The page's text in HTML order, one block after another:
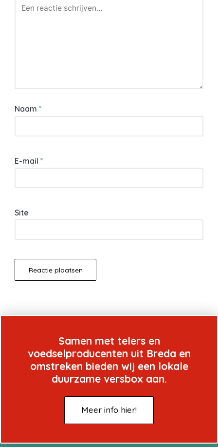
Naam *
E-mail *
Site
Samen met telers en
voedselproducenten uit Breda en
omstreken bieden wij een lokale
duurzame versbox aan.
Meer info hier!